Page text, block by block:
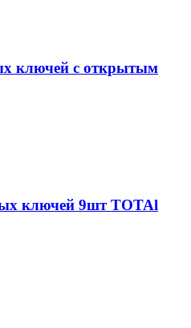
ключей с открытым
ключей 9шт TOTAl